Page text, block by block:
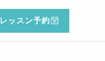
レッスン予約